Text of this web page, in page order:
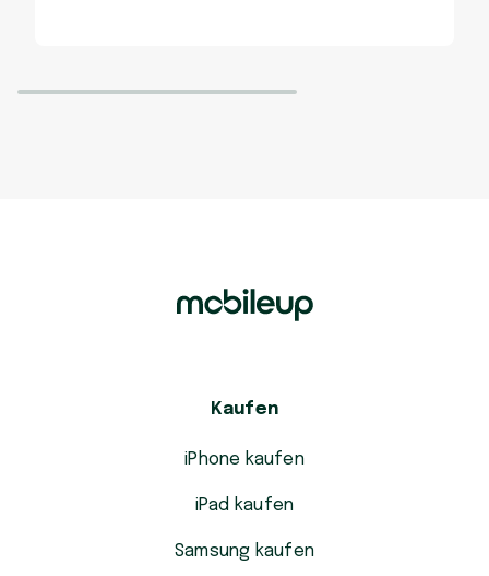
Kaufen
iPhone kaufen
iPad kaufen
Samsung kaufen